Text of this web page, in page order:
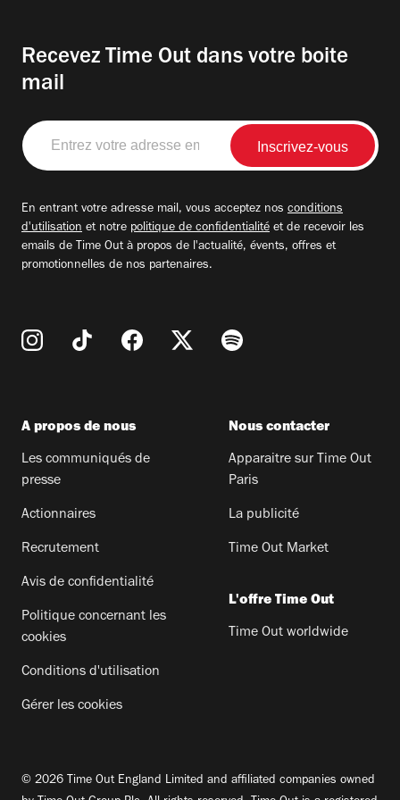
Recevez Time Out dans votre boite
mail
Entrez
votre
adresse
En entrant votre adresse mail, vous acceptez nos conditions
d'utilisation et notre politique de confidentialité et de recevoir les
emails de Time Out à propos de l'actualité, évents, offres et
promotionnelles de nos partenaires.
A propos de nous
Les communiqués de
presse
Actionnaires
Recrutement
Avis de confidentialité
Politique concernant les
cookies
Conditions d'utilisation
Gérer les cookies
Nous contacter
Apparaitre sur Time Out
Paris
La publicité
Time Out Market
L'offre Time Out
Time Out worldwide
© 2026 Time Out England Limited and affiliated companies owned